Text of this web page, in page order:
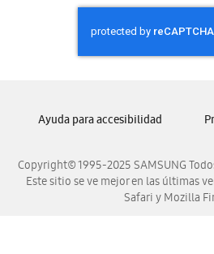
Samsung
Samsung
Samsung
Samsung
Copyright© 1995-2025 SAMSUNG
Este sitio se ve mejor en las últimas
Safari y Mozilla
Ayuda para accesibilidad